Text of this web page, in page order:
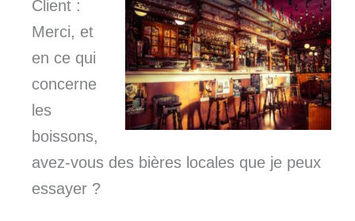
Client :
Merci, et
en ce qui
concerne
les
boissons,
avez-vous des bières locales que je peux
essayer ?